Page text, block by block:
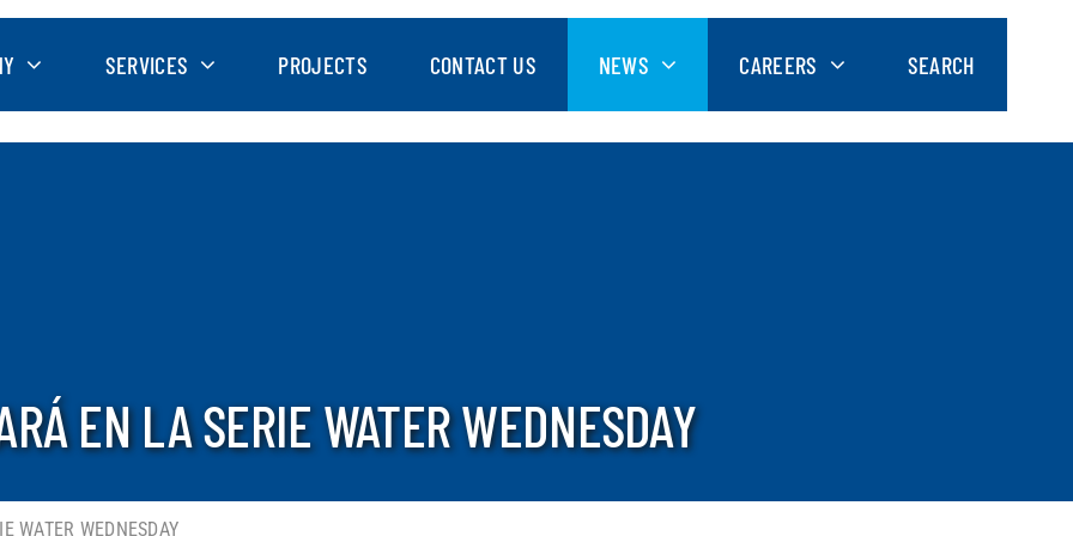
SERVICES PROJECTS CONTACT US NEWS CAREERS SEARCH
EN LA SERIE WATER WEDNESDAY
WATER WEDNESDAY